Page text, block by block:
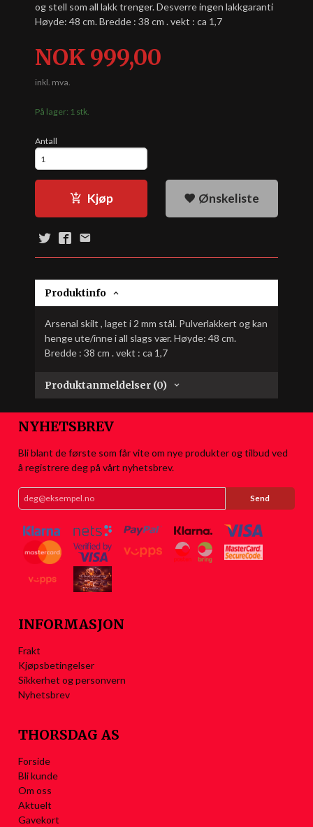
og stell som all lakk trenger. Desverre ingen lakkgaranti
Høyde: 48 cm. Bredde : 38 cm . vekt : ca 1,7
Pris
NOK 999,00
inkl. mva.
På lager: 1 stk.
Antall
Kjøp Ønskeliste
Produktinfo
Arsenal skilt , laget i 2 mm stål. Pulverlakkert og kan
henge ute/inne i all slags vær. Høyde: 48 cm.
Bredde : 38 cm . vekt : ca 1,7
Produktanmeldelser (0)
NYHETSBREV
Bli blant de første som får vite om nye produkter og tilbud ved
å registrere deg på vårt nyhetsbrev.
INFORMASJON
Frakt
Kjøpsbetingelser
Sikkerhet og personvern
Nyhetsbrev
THORSDAG AS
Forside
Bli kunde
Om oss
Aktuelt
Gavekort